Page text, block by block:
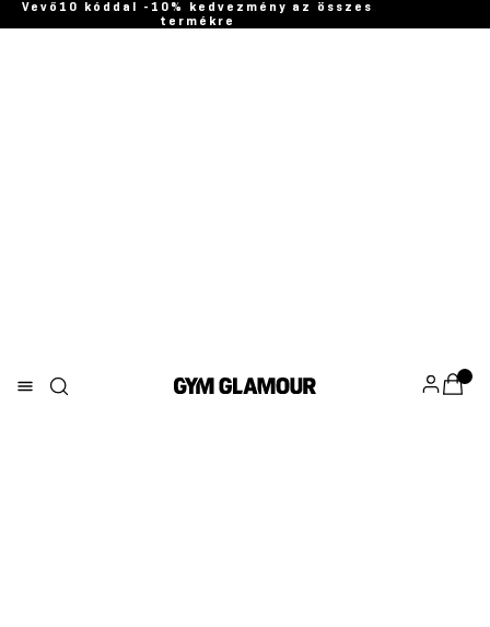
Vevő10 kóddal -10% kedvezmény az összes
termékre